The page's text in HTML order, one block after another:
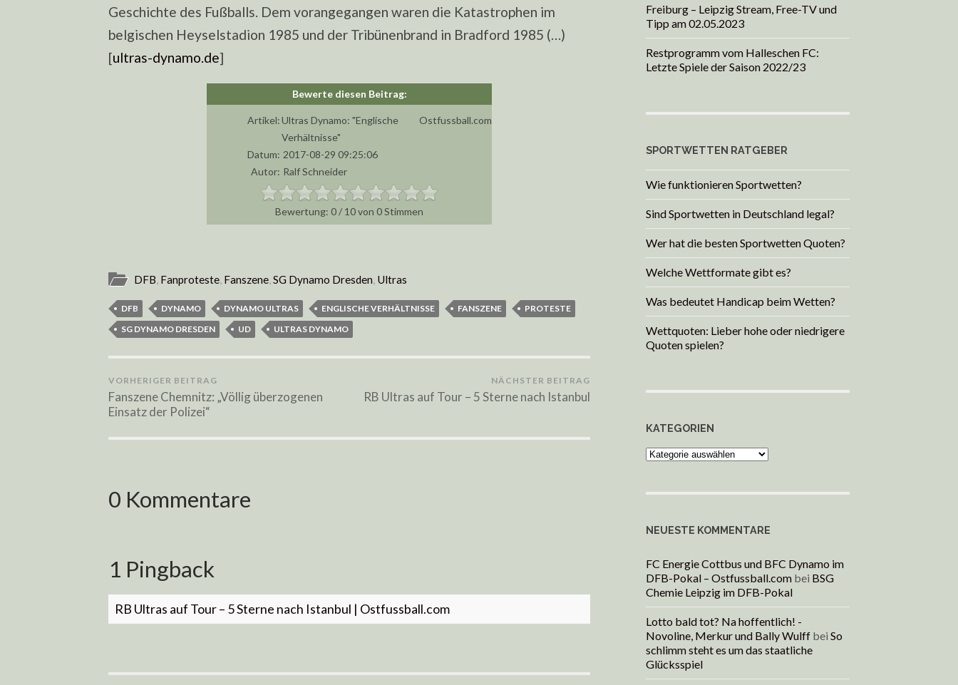
Geschichte des Fußballs. Dem vorangegangen waren die Katastrophen im
belgischen Heyselstadion 1985 und der Tribünenbrand in Bradford 1985 (…)
[ultras-dynamo.de]
Artikel:Ultras Dynamo: "Englische
Verhältnisse"
Ostfussball.com
Datum: 2017-08-29 09:25:06
Autor: Ralf Schneider
0/ 10von 0Stimmen
DFB, Fanproteste, Fanszene,SG Dynamo Dresden, Ultras
DFB DYNAMO DYNAMO ULTRAS ENGLISCHE VERHÄLTNISSE FANSZENE
PROTESTE
SG DYNAMO DRESDEN
UD ULTRAS DYNAMO
VORHERIGER BEITRAG
Fanszene Chemnitz: „Völlig überzogenen
Einsatz der Polizei“
NÄCHSTER BEITRAG
RB Ultras auf Tour – 5 Sterne nach Istanbul
0 Kommentare
1 Pingback
RB Ultras auf Tour – 5 Sterne nach Istanbul | Ostfussball.com
Freiburg – Leipzig Stream, Free-TV und
Tipp am 02.05.2023
Restprogramm vom Halleschen FC:
Letzte Spiele der Saison 2022/23
SPORTWETTEN RATGEBER
Wie funktionieren Sportwetten?
Sind Sportwetten in Deutschland legal?
Wer hat die besten Sportwetten Quoten?
Welche Wettformate gibt es?
Was bedeutet Handicap beim Wetten?
Wettquoten: Lieber hohe oder niedrigere
Quoten spielen?
KATEGORIEN
Kategorien
NEUESTE KOMMENTARE
FC Energie Cottbus und BFC Dynamo im
DFB-Pokal – Ostfussball.com bei BSG
Chemie Leipzig im DFB-Pokal
Lotto bald tot? Na hoffentlich! -
Novoline, Merkur und Bally Wulff bei So
schlimm steht es um das staatliche
Glücksspiel